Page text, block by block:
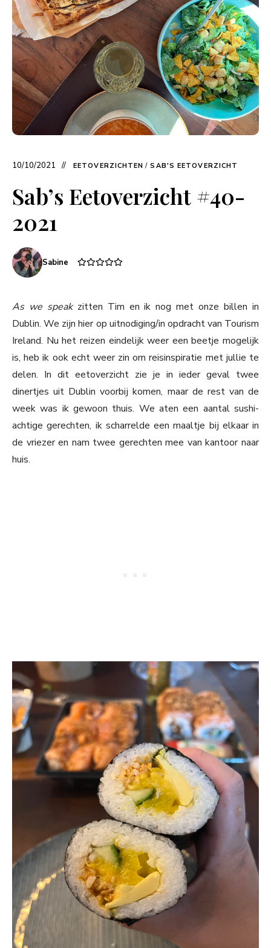
10/10/2021 EETOVERZICHTEN / SAB'S EETOVERZICHT
Sab’s Eetoverzicht #40-
2021
Sabine
As we speak zitten Tim en ik nog met onze billen in
Dublin. We zijn hier op uitnodiging/in opdracht van Tourism
Ireland. Nu het reizen eindelijk weer een beetje mogelijk
is, heb ik ook echt weer zin om reisinspiratie met jullie te
delen. In dit eetoverzicht zie je in ieder geval twee
dinertjes uit Dublin voorbij komen, maar de rest van de
week was ik gewoon thuis. We aten een aantal sushi-
achtige gerechten, ik scharrelde een maaltje bij elkaar in
de vriezer en nam twee gerechten mee van kantoor naar
huis.